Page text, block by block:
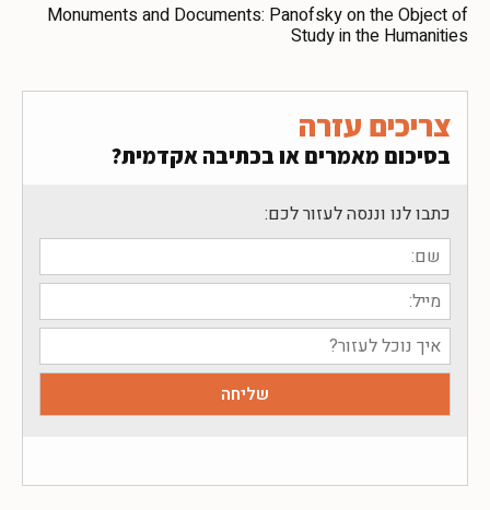
Monuments and Documents: Panofsky on the Object of
Study in the Humanities
צריכים עזרה
בסיכום מאמרים או בכתיבה אקדמית?
כתבו לנו וננסה לעזור לכם: